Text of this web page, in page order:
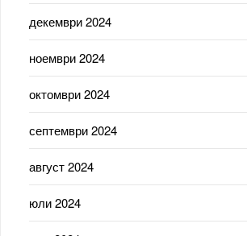
декември 2024
ноември 2024
октомври 2024
септември 2024
август 2024
юли 2024